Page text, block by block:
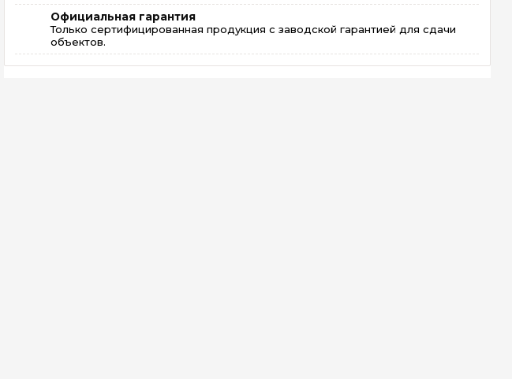
Официальная гарантия
Только сертифицированная продукция с заводской гарантией для сдачи
объектов.